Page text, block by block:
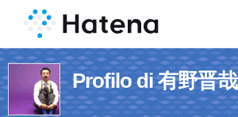
Profilo di 有野晋哉